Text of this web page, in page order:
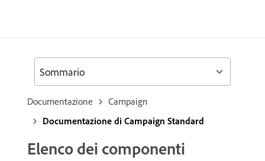
Documentazione
Campaign
Documentazione di Campaign Standard
Elenco dei componenti
Sommario